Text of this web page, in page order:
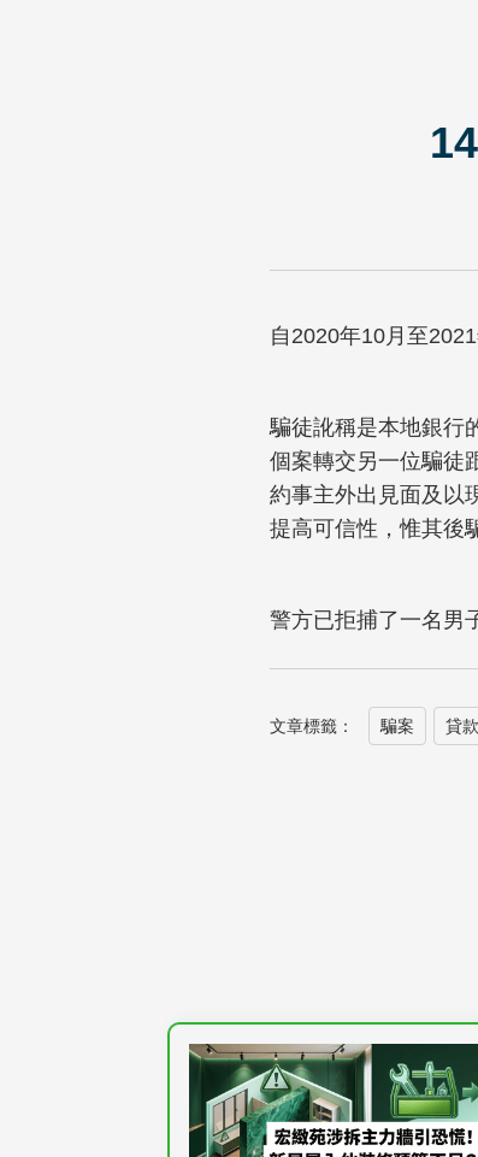
自2020年10月至
騙徒訛稱是本地銀行
個案轉交另一位騙徒
約事主外出見面及以
提高可信性，惟其後
警方已拒捕了一名男
文章標籤： 騙案 貸款